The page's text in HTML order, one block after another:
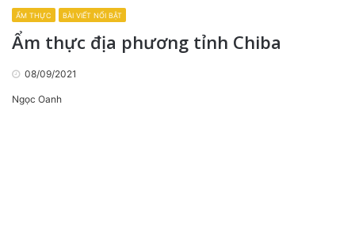
ẨM THỰC BÀI VIẾT NỔI BẬT
Ẩm thực địa phương tỉnh Chiba
08/09/2021
Ngọc Oanh